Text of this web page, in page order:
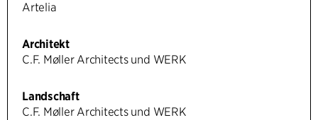
Artelia
Architekt
C.F. Møller Architects und WERK
Landschaft
C.F. Møller Architects und WERK